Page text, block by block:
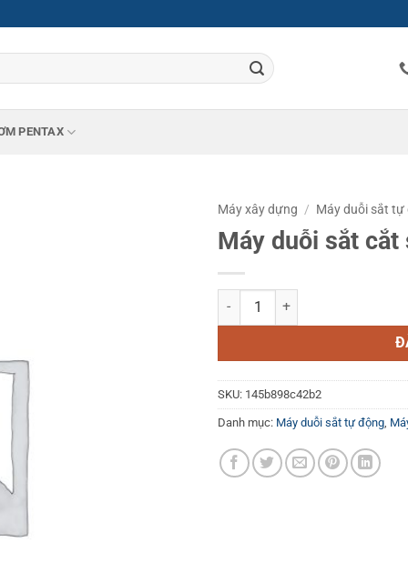
PENTAX
Máy xây dựng / Máy duỗi sắt tự
Máy duỗi sắt
Máy duỗi sắt cắt sắt tự động
SKU: 145b898c42b2
Danh mục: Máy duỗi sắt tự động